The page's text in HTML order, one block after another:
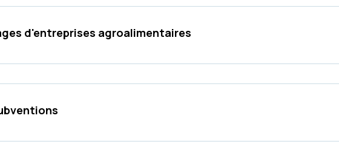
d'entreprises agroalimentaires